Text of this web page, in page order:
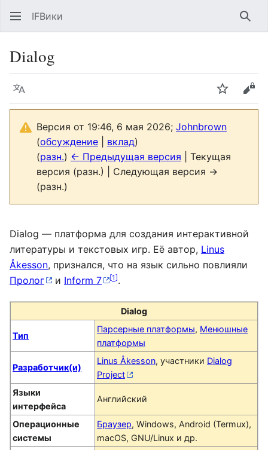
IFВики
Dialog
Язык Следить
Версия от 19:46, 6 мая 2026; Johnbrown
(обсуждение вклад)
(разн.) ← Предыдущая версия | Текущая
версия (разн.) | Следующая версия →
(разн.)
Dialog — платформа для создания интерактивной
литературы и текстовых игр. Её автор, Linus
Åkesson, признался, что на язык сильно повлияли
Пролог
и Inform 7 [1].
Dialog
Тип
Парсерные платформы, Менюшные
платформы
Разработчик(и)
Linus Åkesson, участники Dialog
Project
Языки
интерфейса
Английский
Операционные
системы
Браузер, Windows, Android (Termux),
macOS, GNU/Linux и др.